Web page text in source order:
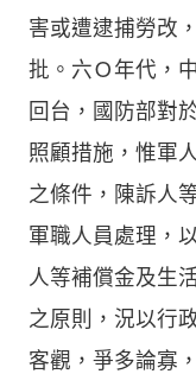
害或遭逮捕勞改
批。六Ｏ年代，
回台，國防部對
照顧措施，惟軍
之條件，陳訴人
軍職人員處理，
人等補償金及生
之原則，況以行
客觀，爭多論寡